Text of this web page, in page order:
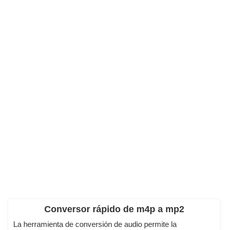
Conversor rápido de m4p a mp2
La herramienta de conversión de audio permite la